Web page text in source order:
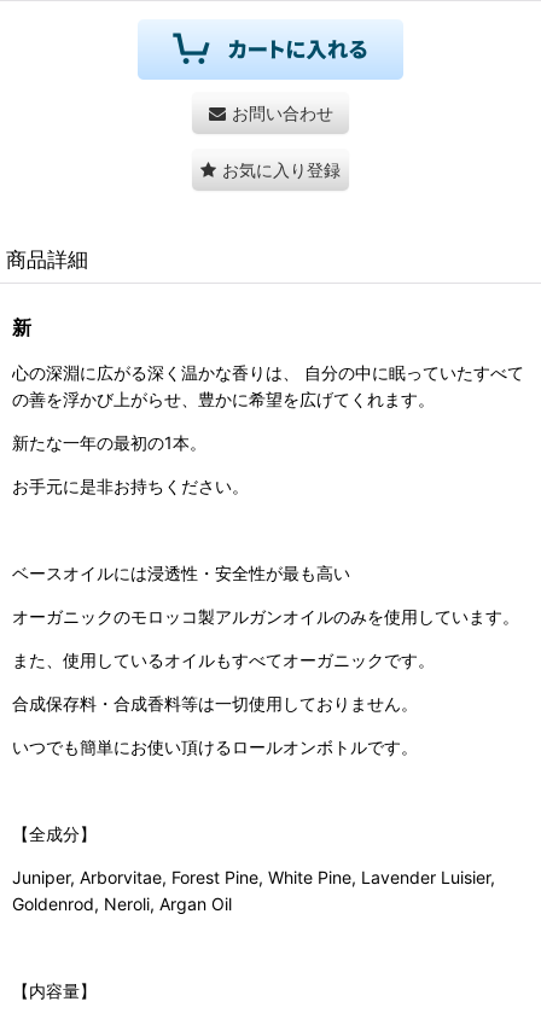
お問い合わせ
お気に入り登録
商品詳細
新
心の深淵に広がる深く温かな香りは、 自分の中に眠っていたすべて
の善を浮かび上がらせ、豊かに希望を広げてくれます。
新たな一年の最初の1本。
お手元に是非お持ちください。
ベースオイルには浸透性・安全性が最も高い
オーガニックのモロッコ製アルガンオイルのみを使用しています。
また、使用しているオイルもすべてオーガニックです。
合成保存料・合成香料等は一切使用しておりません。
いつでも簡単にお使い頂けるロールオンボトルです。
【全成分】
Juniper, Arborvitae, Forest Pine, White Pine, Lavender Luisier,
Goldenrod, Neroli, Argan Oil
【内容量】